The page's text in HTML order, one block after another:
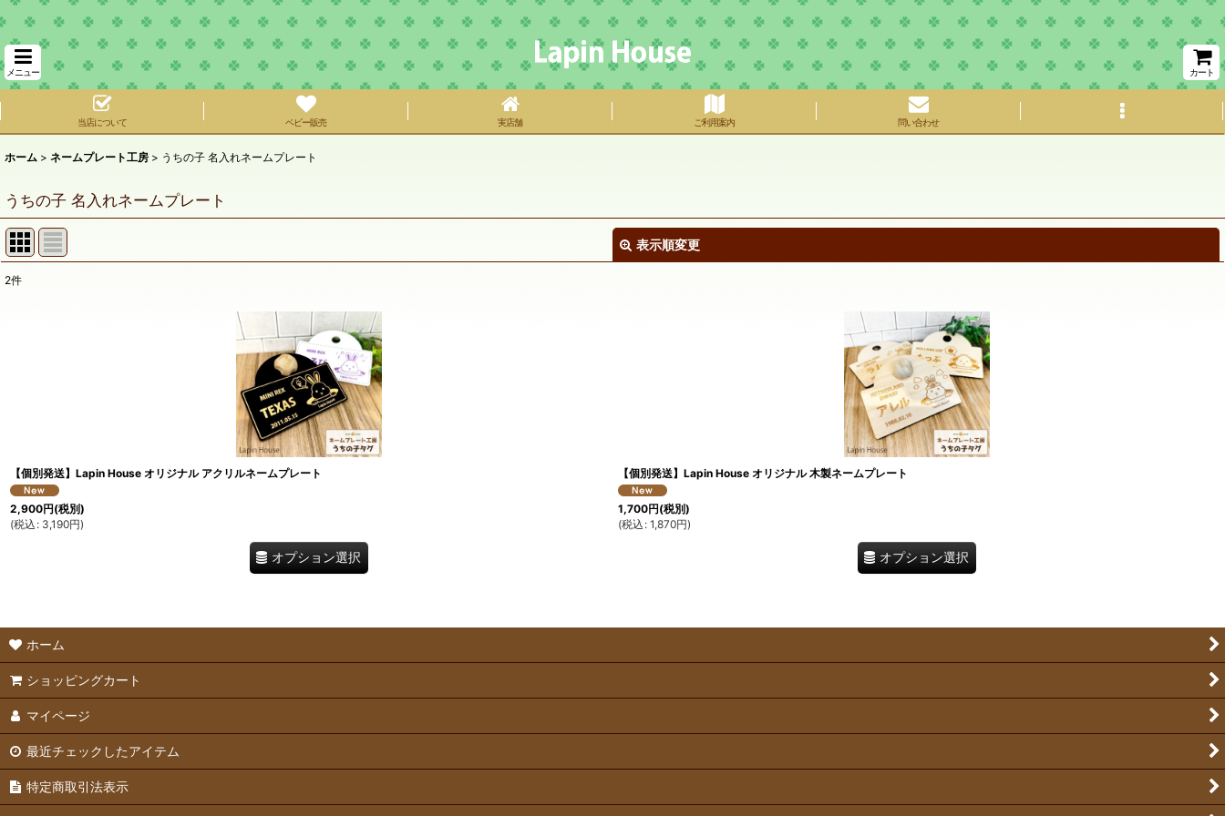
メニュー カート
当店について ベビー販売 実店舗 ご利用案内 問い合わせ
ホーム > ネームプレート工房 > うちの子 名入れネームプレート
うちの子 名入れネームプレート
表示順変更
2件
【個別発送】Lapin House オリジナル アクリルネームプレート
2,900円(税別)
(税込 : 3,190円)
オプション選択
【個別発送】Lapin House オリジナル 木製ネームプレート
1,700円(税別)
(税込 : 1,870円)
オプション選択
ホーム
ショッピングカート
マイページ
最近チェックしたアイテム
特定商取引法表示